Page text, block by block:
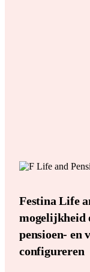
Festina Life
mogelijkheid
pensioen- en
configureren